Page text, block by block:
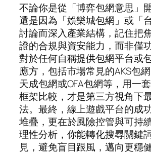
不論你是從「博弈包網意思」
還是因為「娛樂城包網」或「
討論而深入產業結構，記住把
證的合規與資安能力，而非僅
對於任何自稱提供包網平台或
應方，包括市場常見的AKS包網
天成包網或OFA包網等，用一
框架比較，才是第三方視角下
法。最終，線上遊戲平台的成
堆疊，更在於風險控管與可持
理性分析，你能轉化搜尋關鍵
見，避免盲目跟風，邁向更穩